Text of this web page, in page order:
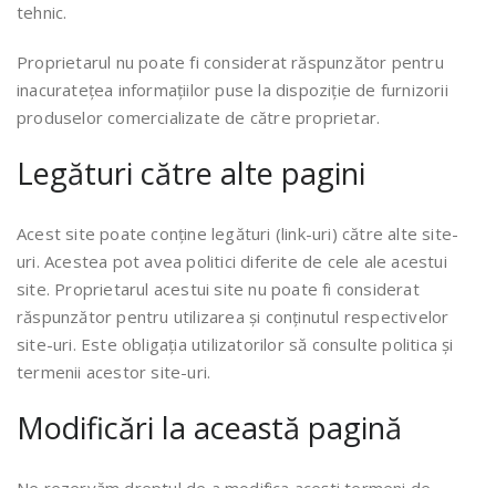
tehnic.
Proprietarul nu poate fi considerat răspunzător pentru
inacuratețea informațiilor puse la dispoziție de furnizorii
produselor comercializate de către proprietar.
Legături către alte pagini
Acest site poate conține legături (link-uri) către alte site-
uri. Acestea pot avea politici diferite de cele ale acestui
site. Proprietarul acestui site nu poate fi considerat
răspunzător pentru utilizarea și conținutul respectivelor
site-uri. Este obligația utilizatorilor să consulte politica și
termenii acestor site-uri.
Modificări la această pagină